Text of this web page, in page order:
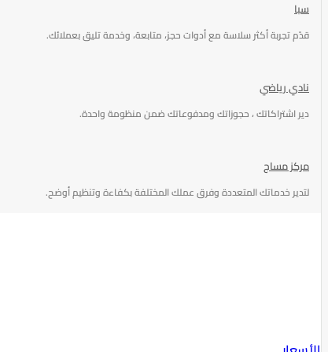
سبا
قدّم تجربة أكثر سلاسة مع أدوات حجز، متابعة، وخدمة تليق بعملائك.
نادي رياضي
دير اشتراكاتك ، حجوزاتك ومدفوعاتك ضمن منظومة واحدة.
مركز مساج
لتدير خدماتك المتعددة وفرق عملك المختلفة بكفاءة وتنظيم أوضح.